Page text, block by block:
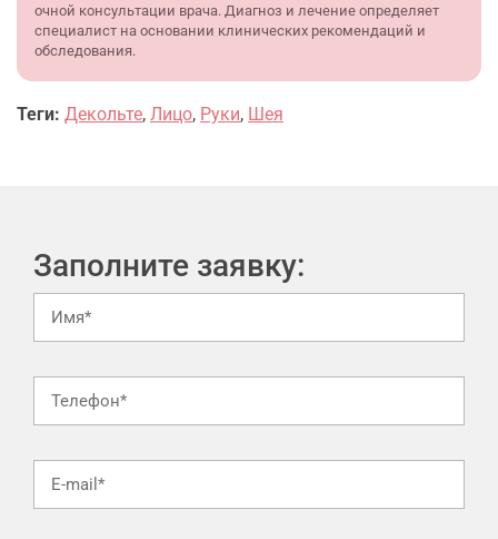
очной консультации врача. Диагноз и лечение определяет
специалист на основании клинических рекомендаций и
обследования.
Теги: Декольте, Лицо, Руки, Шея
Заполните заявку: